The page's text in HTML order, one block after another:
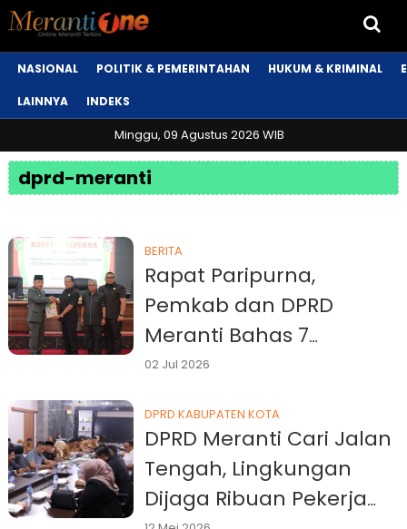
NASIONAL POLITIK & PEMERINTAHAN HUKUM & KRIMINAL
LAINNYA INDEKS
Minggu, 09 Agustus 2026 WIB
dprd-meranti
BERITA
Rapat Paripurna,
Pemkab dan DPRD
Meranti Bahas 7
Renperda
02 Jul 2026
DPRD KABUPATEN KOTA
DPRD Meranti Cari Jalan
Tengah, Lingkungan
Dijaga Ribuan Pekerja